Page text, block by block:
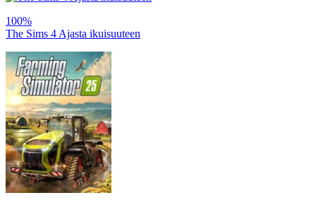
100%
The Sims 4 Ajasta ikuisuuteen